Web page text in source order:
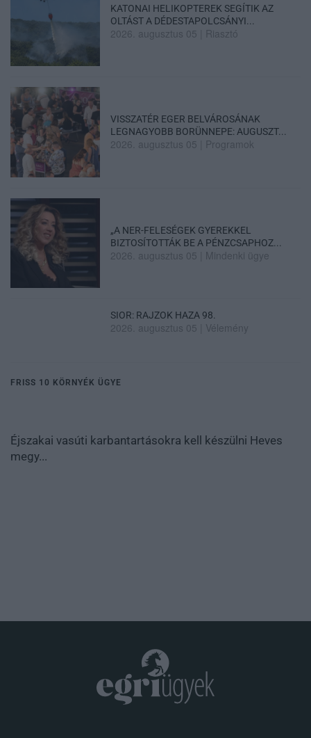
KATONAI HELIKOPTEREK SEGÍTIK AZ
OLTÁST A DÉDESTAPOLCSÁNYI...
2026. augusztus 05 Riasztó
VISSZATÉR EGER BELVÁROSÁNAK
LEGNAGYOBB BORÜNNEPE: AUGUSZT...
2026. augusztus 05 Programok
„A NER-FELESÉGEK GYEREKKEL
BIZTOSÍTOTTÁK BE A PÉNZCSAPHOZ...
2026. augusztus 05 Mindenki ügye
SIOR: RAJZOK HAZA 98.
2026. augusztus 05 Vélemény
FRISS 10 KÖRNYÉK ÜGYE
Éjszakai vasúti karbantartásokra kell készülni Heves
megy...